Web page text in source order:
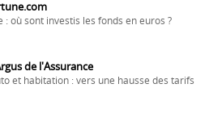
: où sont investis les fonds en euros ?
de l'Assurance
et habitation : vers une hausse des tarifs